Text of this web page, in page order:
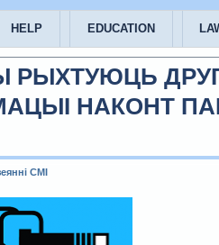
HELP EDUCATION
РЫХТУЮЦЬ
НАКОНТ
СМІ